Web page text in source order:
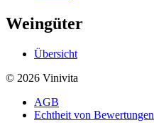
Weingüter
Übersicht
© 2026 Vinivita
AGB
Echtheit von Bewertungen